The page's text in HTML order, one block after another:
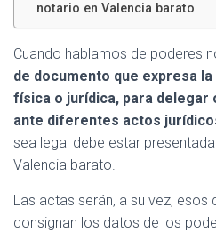
notario en Valencia barato
Cuando hablamos de poderes
de documento que expresa
física o jurídica, para
ante diferentes actos
sea legal debe estar
Valencia barato.
Las actas serán, a su vez,
consignan los datos de los